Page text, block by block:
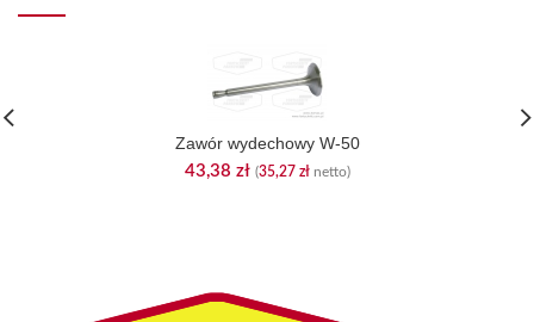
Zawór wydechowy W-50
43,38 zł (35,27 złnetto)